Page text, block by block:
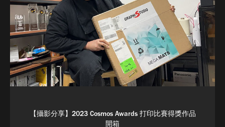
【攝影分享】2023 Cosmos Awards 打印比賽得獎作品
開箱